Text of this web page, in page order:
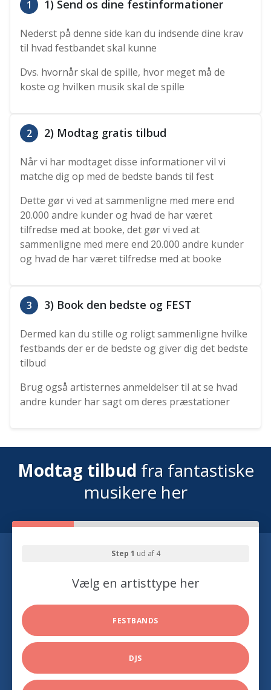
1 1) Send os dine festinformationer
Nederst på denne side kan du indsende dine krav
til hvad festbandet skal kunne
Dvs. hvornår skal de spille, hvor meget må de
koste og hvilken musik skal de spille
2 2) Modtag gratis tilbud
Når vi har modtaget disse informationer vil vi
matche dig op med de bedste bands til fest
Dette gør vi ved at sammenligne med mere end
20.000 andre kunder og hvad de har været
tilfredse med at booke, det gør vi ved at
sammenligne med mere end 20.000 andre kunder
og hvad de har været tilfredse med at booke
3 3) Book den bedste og FEST
Dermed kan du stille og roligt sammenligne hvilke
festbands der er de bedste og giver dig det bedste
tilbud
Brug også artisternes anmeldelser til at se hvad
andre kunder har sagt om deres præstationer
Modtag tilbud fra fantastiske
musikere her
Step 1 ud af 4
Vælg en artisttype her
FESTBANDS
DJS